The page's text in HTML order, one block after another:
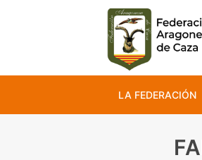
LA FEDERACIÓN